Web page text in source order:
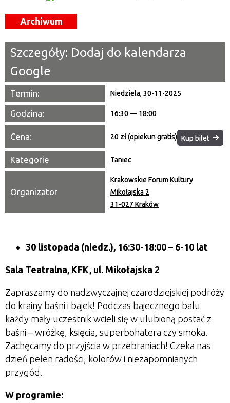
Organizator
Archiwum
Szczegóły: Dodaj do kalendarza
Google
Termin: Niedziela, 30-11-2025
Godzina: 16:30 — 18:00
Cena: 20 zł (opiekun gratis) Kup bilet
Kategorie Taniec
Organizator
Krakowskie Forum Kultury
Mikołajska 2
31-027 Kraków
30 listopada (niedz.), 16:30-18:00 – 6-10 lat
Sala Teatralna, KFK, ul. Mikołajska 2
Zapraszamy do nadzwyczajnej czarodziejskiej podróży
do krainy baśni i bajek! Podczas bajecznego balu
każdy mały uczestnik wcieli się w ulubioną postać z
baśni – wróżkę, księcia, superbohatera czy smoka.
Zachęcamy do przyjścia w przebraniach! Czeka nas
dzień pełen radości, kolorów i niezapomnianych
przygód.
W programie: